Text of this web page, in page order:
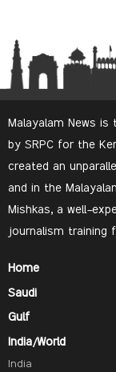
Malayalam News is
by SRPC for the
created an
and in the
Mishkas, a well-
journalism training
Home
Saudi
Gulf
India/World
India